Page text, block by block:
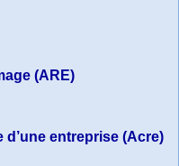
(ARE)
d’une entreprise (Acre)